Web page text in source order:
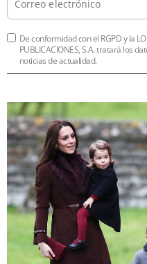
De conformidad con el RGPD y la
PUBLICACIONES, S.A. tratará los
noticias de actualidad.